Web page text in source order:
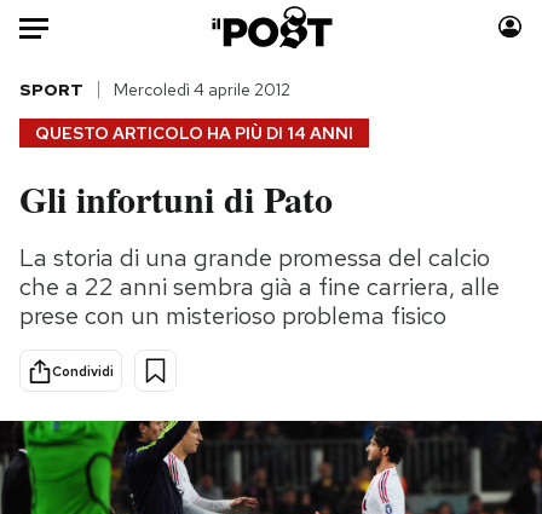
Auto
HOME
Italia
Politica
Scienza
Economia
Sport
Moda
Consumismi
Storie/Idee
Altrecose
Mondiali calcio 2026
QUESTO ARTICOLO HA PIÙ DI 14 ANNI
SPORT Mercoledì 4 aprile 2012
Gli infortuni di Pato
La storia di una grande promessa del calcio
che a 22 anni sembra già a fine carriera, alle
prese con un misterioso problema fisico
Condividi